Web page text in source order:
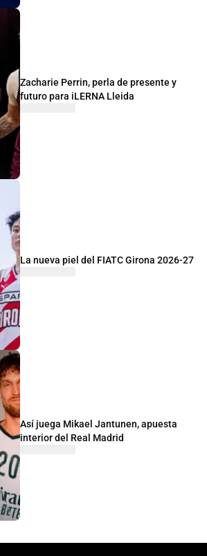
Zacharie Perrin, perla de presente y
futuro para iLERNA Lleida
La nueva piel del FIATC Girona 2026-27
Así juega Mikael Jantunen, apuesta
interior del Real Madrid